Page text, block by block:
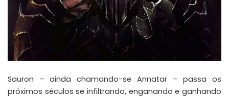
Sauron – ainda chamando-se Annatar – passa os
próximos séculos se infiltrando, enganando e ganhando